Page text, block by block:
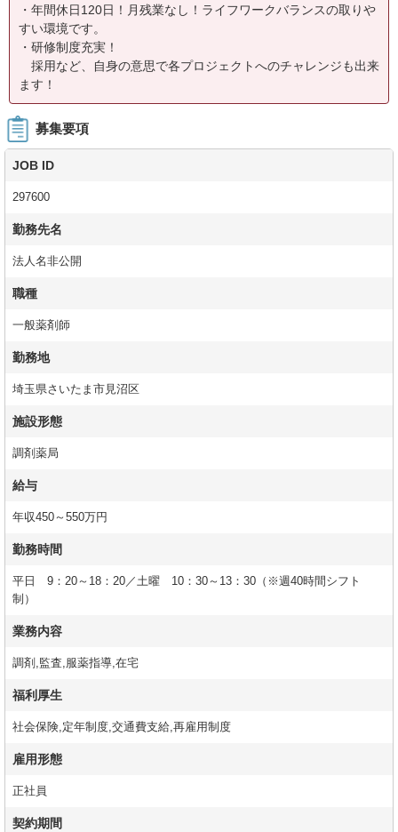
・年間休日120日！月残業なし！ライフワークバランスの取りや
すい環境です。
・研修制度充実！
採用など、自身の意思で各プロジェクトへのチャレンジも出来
ます！
募集要項
JOB ID
297600
勤務先名
法人名非公開
職種
一般薬剤師
勤務地
埼玉県さいたま市見沼区
施設形態
調剤薬局
給与
年収450～550万円
勤務時間
平日 9：20～18：20／土曜 10：30～13：30（※週40時間シフト
制）
業務内容
調剤,監査,服薬指導,在宅
福利厚生
社会保険,定年制度,交通費支給,再雇用制度
雇用形態
正社員
契約期間